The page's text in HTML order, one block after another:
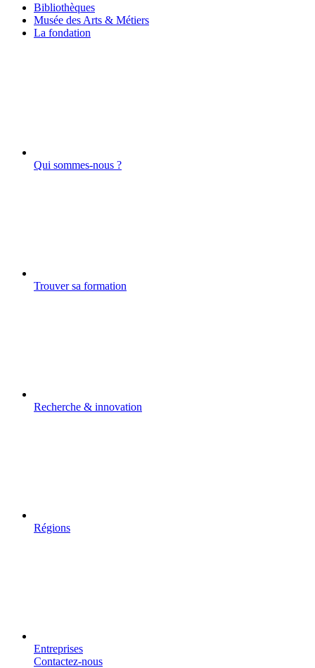
Bibliothèques
Musée des Arts & Métiers
La fondation
Qui sommes-nous ?
Trouver sa formation
Recherche & innovation
Régions
Entreprises
Contactez-nous